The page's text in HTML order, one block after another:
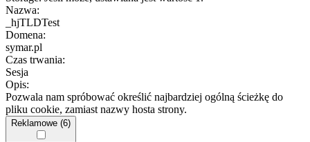
Nazwa:
_hjTLDTest
Domena:
symar.pl
Czas trwania:
Sesja
Opis:
Pozwala nam spróbować określić najbardziej ogólną ścieżkę do
pliku cookie, zamiast nazwy hosta strony.
Reklamowe (6)